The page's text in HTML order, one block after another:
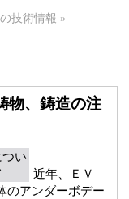
技術情報 »
物、鋳造の注
い
近年、ＥＶ
のアンダーボデー